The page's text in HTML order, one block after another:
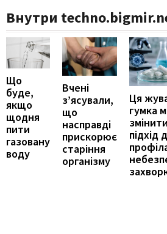
Внутри
Що
буде,
якщо
щодня
пити
газовану
воду
Вчені
з’ясували,
що
насправді
прискорює
старіння
організму
Ця
гумка
змінити
підхід